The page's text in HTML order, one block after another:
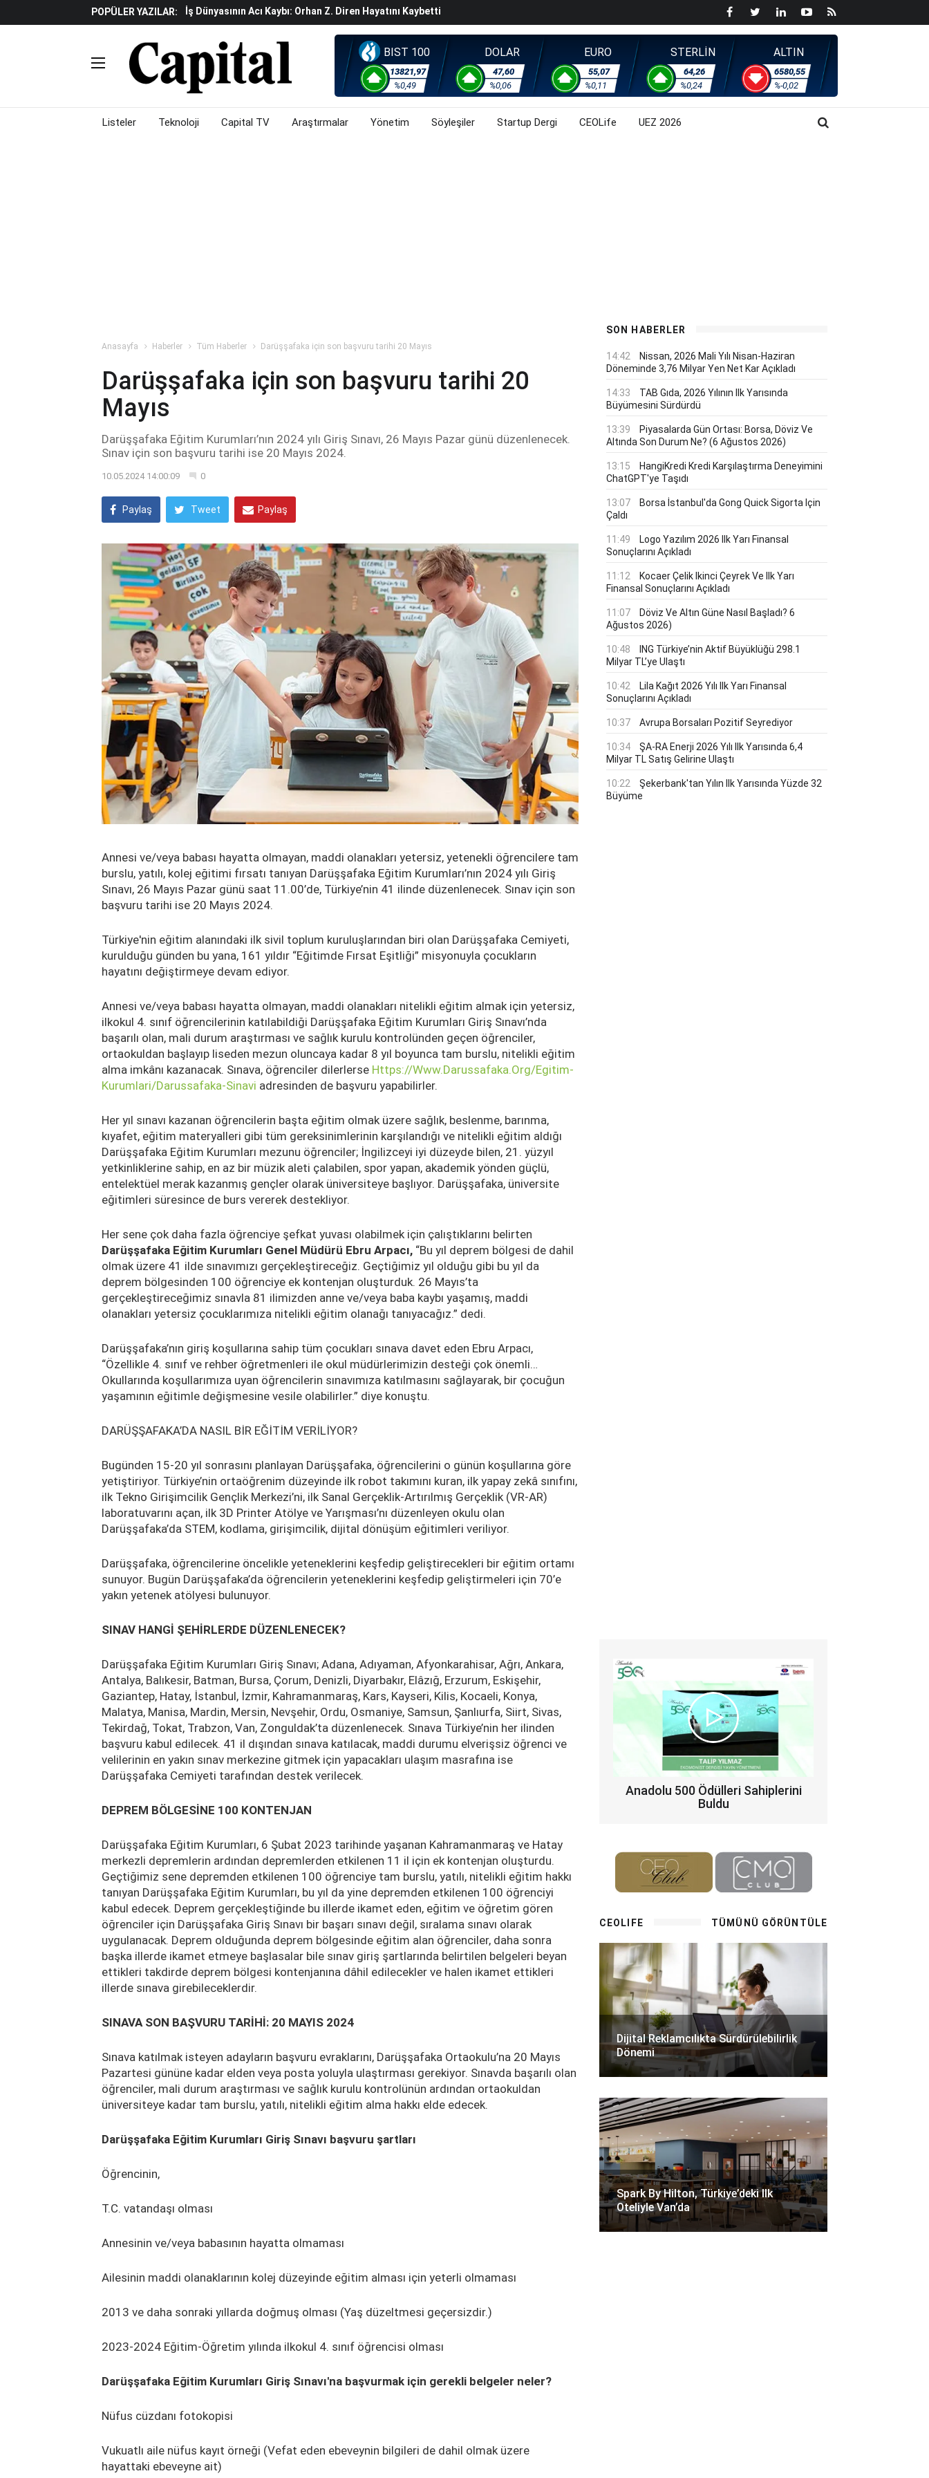
POPÜLER YAZILAR:
Döviz Ve Altın Güne Nasıl Başladı? (30 Temmuz 2026)
Avrupa'da Yatırım Yapmak Isteyenlere Yeni Alternatif: Fransa
Küresel Piyasalarda Fed'e Ilişkin Belirsizlikler Ve Jeopolitik Gerilimlerden Kaynaklı
Satış Baskısı Hakim
Piyasalarda Gün Ortası: Borsa, Döviz Ve Altında Son Durum Ne? (30 Temmuz 2026)
BIST 100
13821,97
%0,49
DOLAR
47,60
%0,06
EURO
55,07
%0,11
STERLİN
64,26
%0,24
ALTIN
6580,55
%-0,02
Listeler Teknoloji Capital TV Araştırmalar Yönetim Söyleşiler Startup Dergi CEOLife UEZ 2026
Anasayfa Haberler Tüm Haberler Darüşşafaka için son başvuru tarihi 20 Mayıs
Darüşşafaka için son başvuru tarihi 20
Mayıs
Darüşşafaka Eğitim Kurumları’nın 2024 yılı Giriş Sınavı, 26 Mayıs Pazar günü düzenlenecek.
Sınav için son başvuru tarihi ise 20 Mayıs 2024.
10.05.2024 14:00:09 0
Paylaş Tweet Paylaş
Annesi ve/veya babası hayatta olmayan, maddi olanakları yetersiz, yetenekli öğrencilere tam
burslu, yatılı, kolej eğitimi fırsatı tanıyan Darüşşafaka Eğitim Kurumları’nın 2024 yılı Giriş
Sınavı, 26 Mayıs Pazar günü saat 11.00’de, Türkiye’nin 41 ilinde düzenlenecek. Sınav için son
başvuru tarihi ise 20 Mayıs 2024.
Türkiye'nin eğitim alanındaki ilk sivil toplum kuruluşlarından biri olan Darüşşafaka Cemiyeti,
kurulduğu günden bu yana, 161 yıldır “Eğitimde Fırsat Eşitliği” misyonuyla çocukların
hayatını değiştirmeye devam ediyor.
Annesi ve/veya babası hayatta olmayan, maddi olanakları nitelikli eğitim almak için yetersiz,
ilkokul 4. sınıf öğrencilerinin katılabildiği Darüşşafaka Eğitim Kurumları Giriş Sınavı’nda
başarılı olan, mali durum araştırması ve sağlık kurulu kontrolünden geçen öğrenciler,
ortaokuldan başlayıp liseden mezun oluncaya kadar 8 yıl boyunca tam burslu, nitelikli eğitim
alma imkânı kazanacak. Sınava, öğrenciler dilerlerse Https://www.darussafaka.org/egitim-
Kurumlari/darussafaka-Sinavi adresinden de başvuru yapabilirler.
Her yıl sınavı kazanan öğrencilerin başta eğitim olmak üzere sağlık, beslenme, barınma,
kıyafet, eğitim materyalleri gibi tüm gereksinimlerinin karşılandığı ve nitelikli eğitim aldığı
Darüşşafaka Eğitim Kurumları mezunu öğrenciler; İngilizceyi iyi düzeyde bilen, 21. yüzyıl
yetkinliklerine sahip, en az bir müzik aleti çalabilen, spor yapan, akademik yönden güçlü,
entelektüel merak kazanmış gençler olarak üniversiteye başlıyor. Darüşşafaka, üniversite
eğitimleri süresince de burs vererek destekliyor.
Her sene çok daha fazla öğrenciye şefkat yuvası olabilmek için çalıştıklarını belirten
Darüşşafaka Eğitim Kurumları Genel Müdürü Ebru Arpacı, “Bu yıl deprem bölgesi de dahil
olmak üzere 41 ilde sınavımızı gerçekleştireceğiz. Geçtiğimiz yıl olduğu gibi bu yıl da
deprem bölgesinden 100 öğrenciye ek kontenjan oluşturduk. 26 Mayıs’ta
gerçekleştireceğimiz sınavla 81 ilimizden anne ve/veya baba kaybı yaşamış, maddi
olanakları yetersiz çocuklarımıza nitelikli eğitim olanağı tanıyacağız.” dedi.
Darüşşafaka’nın giriş koşullarına sahip tüm çocukları sınava davet eden Ebru Arpacı,
“Özellikle 4. sınıf ve rehber öğretmenleri ile okul müdürlerimizin desteği çok önemli…
Okullarında koşullarımıza uyan öğrencilerin sınavımıza katılmasını sağlayarak, bir çocuğun
yaşamının eğitimle değişmesine vesile olabilirler.” diye konuştu.
DARÜŞŞAFAKA’DA NASIL BİR EĞİTİM VERİLİYOR?
Bugünden 15-20 yıl sonrasını planlayan Darüşşafaka, öğrencilerini o günün koşullarına göre
yetiştiriyor. Türkiye’nin ortaöğrenim düzeyinde ilk robot takımını kuran, ilk yapay zekâ sınıfını,
ilk Tekno Girişimcilik Gençlik Merkezi’ni, ilk Sanal Gerçeklik-Artırılmış Gerçeklik (VR-AR)
laboratuvarını açan, ilk 3D Printer Atölye ve Yarışması’nı düzenleyen okulu olan
Darüşşafaka’da STEM, kodlama, girişimcilik, dijital dönüşüm eğitimleri veriliyor.
Darüşşafaka, öğrencilerine öncelikle yeteneklerini keşfedip geliştirecekleri bir eğitim ortamı
sunuyor. Bugün Darüşşafaka’da öğrencilerin yeteneklerini keşfedip geliştirmeleri için 70’e
yakın yetenek atölyesi bulunuyor.
SINAV HANGİ ŞEHİRLERDE DÜZENLENECEK?
Darüşşafaka Eğitim Kurumları Giriş Sınavı; Adana, Adıyaman, Afyonkarahisar, Ağrı, Ankara,
Antalya, Balıkesir, Batman, Bursa, Çorum, Denizli, Diyarbakır, Elâzığ, Erzurum, Eskişehir,
Gaziantep, Hatay, İstanbul, İzmir, Kahramanmaraş, Kars, Kayseri, Kilis, Kocaeli, Konya,
Malatya, Manisa, Mardin, Mersin, Nevşehir, Ordu, Osmaniye, Samsun, Şanlıurfa, Siirt, Sivas,
Tekirdağ, Tokat, Trabzon, Van, Zonguldak’ta düzenlenecek. Sınava Türkiye’nin her ilinden
başvuru kabul edilecek. 41 il dışından sınava katılacak, maddi durumu elverişsiz öğrenci ve
velilerinin en yakın sınav merkezine gitmek için yapacakları ulaşım masrafına ise
Darüşşafaka Cemiyeti tarafından destek verilecek.
DEPREM BÖLGESİNE 100 KONTENJAN
Darüşşafaka Eğitim Kurumları, 6 Şubat 2023 tarihinde yaşanan Kahramanmaraş ve Hatay
merkezli depremlerin ardından depremlerden etkilenen 11 il için ek kontenjan oluşturdu.
Geçtiğimiz sene depremden etkilenen 100 öğrenciye tam burslu, yatılı, nitelikli eğitim hakkı
tanıyan Darüşşafaka Eğitim Kurumları, bu yıl da yine depremden etkilenen 100 öğrenciyi
kabul edecek. Deprem gerçekleştiğinde bu illerde ikamet eden, eğitim ve öğretim gören
öğrenciler için Darüşşafaka Giriş Sınavı bir başarı sınavı değil, sıralama sınavı olarak
uygulanacak. Deprem olduğunda deprem bölgesinde eğitim alan öğrenciler, daha sonra
başka illerde ikamet etmeye başlasalar bile sınav giriş şartlarında belirtilen belgeleri beyan
ettikleri takdirde deprem bölgesi kontenjanına dâhil edilecekler ve halen ikamet ettikleri
illerde sınava girebileceklerdir.
SINAVA SON BAŞVURU TARİHİ: 20 MAYIS 2024
Sınava katılmak isteyen adayların başvuru evraklarını, Darüşşafaka Ortaokulu’na 20 Mayıs
Pazartesi gününe kadar elden veya posta yoluyla ulaştırması gerekiyor. Sınavda başarılı olan
öğrenciler, mali durum araştırması ve sağlık kurulu kontrolünün ardından ortaokuldan
üniversiteye kadar tam burslu, yatılı, nitelikli eğitim alma hakkı elde edecek.
Darüşşafaka Eğitim Kurumları Giriş Sınavı başvuru şartları
Öğrencinin,
T.C. vatandaşı olması
Annesinin ve/veya babasının hayatta olmaması
Ailesinin maddi olanaklarının kolej düzeyinde eğitim alması için yeterli olmaması
2013 ve daha sonraki yıllarda doğmuş olması (Yaş düzeltmesi geçersizdir.)
2023-2024 Eğitim-Öğretim yılında ilkokul 4. sınıf öğrencisi olması
Darüşşafaka Eğitim Kurumları Giriş Sınavı'na başvurmak için gerekli belgeler neler?
Nüfus cüzdanı fotokopisi
Vukuatlı aile nüfus kayıt örneği (Vefat eden ebeveynin bilgileri de dahil olmak üzere
hayattaki ebeveyne ait)
SON HABERLER
14:42
Nissan, 2026 Mali Yılı Nisan-Haziran
Döneminde 3,76 Milyar Yen Net Kar Açıkladı
14:33
TAB Gıda, 2026 Yılının Ilk Yarısında
Büyümesini Sürdürdü
13:39
Piyasalarda Gün Ortası: Borsa, Döviz Ve
Altında Son Durum Ne? (6 Ağustos 2026)
13:15
HangiKredi Kredi Karşılaştırma Deneyimini
ChatGPT'ye Taşıdı
13:07
Borsa İstanbul'da Gong Quick Sigorta Için
Çaldı
11:49
Logo Yazılım 2026 Ilk Yarı Finansal
Sonuçlarını Açıkladı
11:12
Kocaer Çelik Ikinci Çeyrek Ve Ilk Yarı
Finansal Sonuçlarını Açıkladı
11:07
Döviz Ve Altın Güne Nasıl Başladı? 6
Ağustos 2026)
10:48
ING Türkiye’nin Aktif Büyüklüğü 298.1
Milyar TL’ye Ulaştı
10:42
Lila Kağıt 2026 Yılı Ilk Yarı Finansal
Sonuçlarını Açıkladı
10:37 Avrupa Borsaları Pozitif Seyrediyor
10:34
ŞA-RA Enerji 2026 Yılı Ilk Yarısında 6,4
Milyar TL Satış Gelirine Ulaştı
10:22
Şekerbank'tan Yılın Ilk Yarısında Yüzde 32
Büyüme
Anadolu 500 Ödülleri Sahiplerini
Buldu
CEOLIFE TÜMÜNÜ GÖRÜNTÜLE
Dijital Reklamcılıkta Sürdürülebilirlik
Dönemi
Spark By Hilton, Türkiye’deki Ilk
Oteliyle Van’da